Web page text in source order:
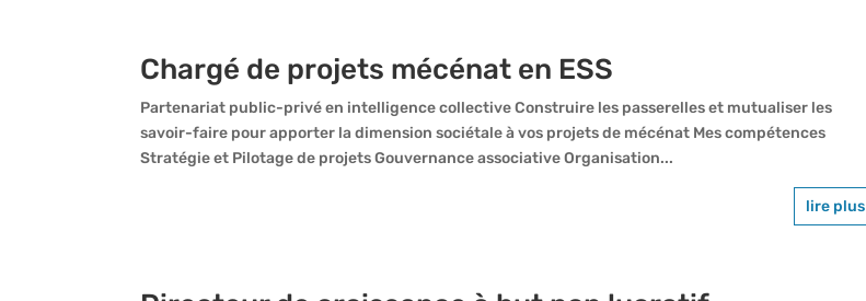
Chargé de projets mécénat en ESS
Partenariat public-privé en intelligence collective Construire les passerelles et mutualiser les
savoir-faire pour apporter la dimension sociétale à vos projets de mécénat Mes compétences
Stratégie et Pilotage de projets Gouvernance associative Organisation...
lire plus